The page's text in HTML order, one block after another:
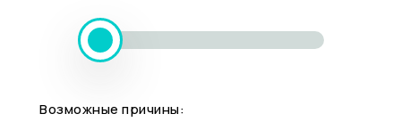
Возможные причины: